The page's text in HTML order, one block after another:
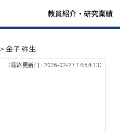
教員紹介・研究業績
> 金子 弥生
（最終更新日 : 2026-02-27 14:54:13）